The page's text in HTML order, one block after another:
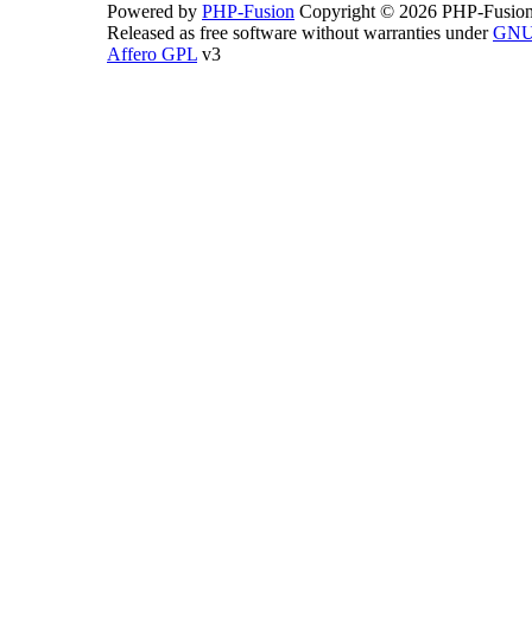
Powered by PHP-Fusion Copyright © 2026 PHP-
Released as free software without warranties under
Affero GPL v3